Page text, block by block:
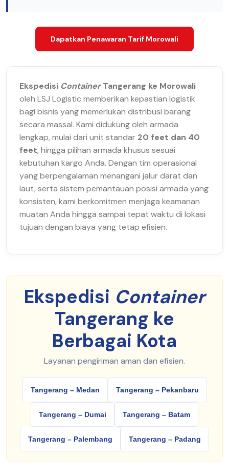
Dapatkan Penawaran Tarif Morowali
Ekspedisi ContainerTangerang ke Morowali
oleh LSJ Logistic memberikan kepastian logistik
bagi bisnis yang memerlukan distribusi barang
secara massal. Kami didukung oleh armada
lengkap, mulai dari unit standar 20 feet dan 40
feet, hingga pilihan armada khusus sesuai
kebutuhan kargo Anda. Dengan tim operasional
yang berpengalaman menangani jalur darat dan
laut, serta sistem pemantauan posisi armada yang
konsisten, kami berkomitmen menjaga keamanan
muatan Anda hingga sampai tepat waktu di lokasi
tujuan dengan biaya yang tetap efisien.
Ekspedisi Container
Tangerang ke
Berbagai Kota
Layanan pengiriman aman dan efisien.
Tangerang – Medan Tangerang – Pekanbaru
Tangerang – Dumai Tangerang – Batam
Tangerang – Palembang Tangerang – Padang